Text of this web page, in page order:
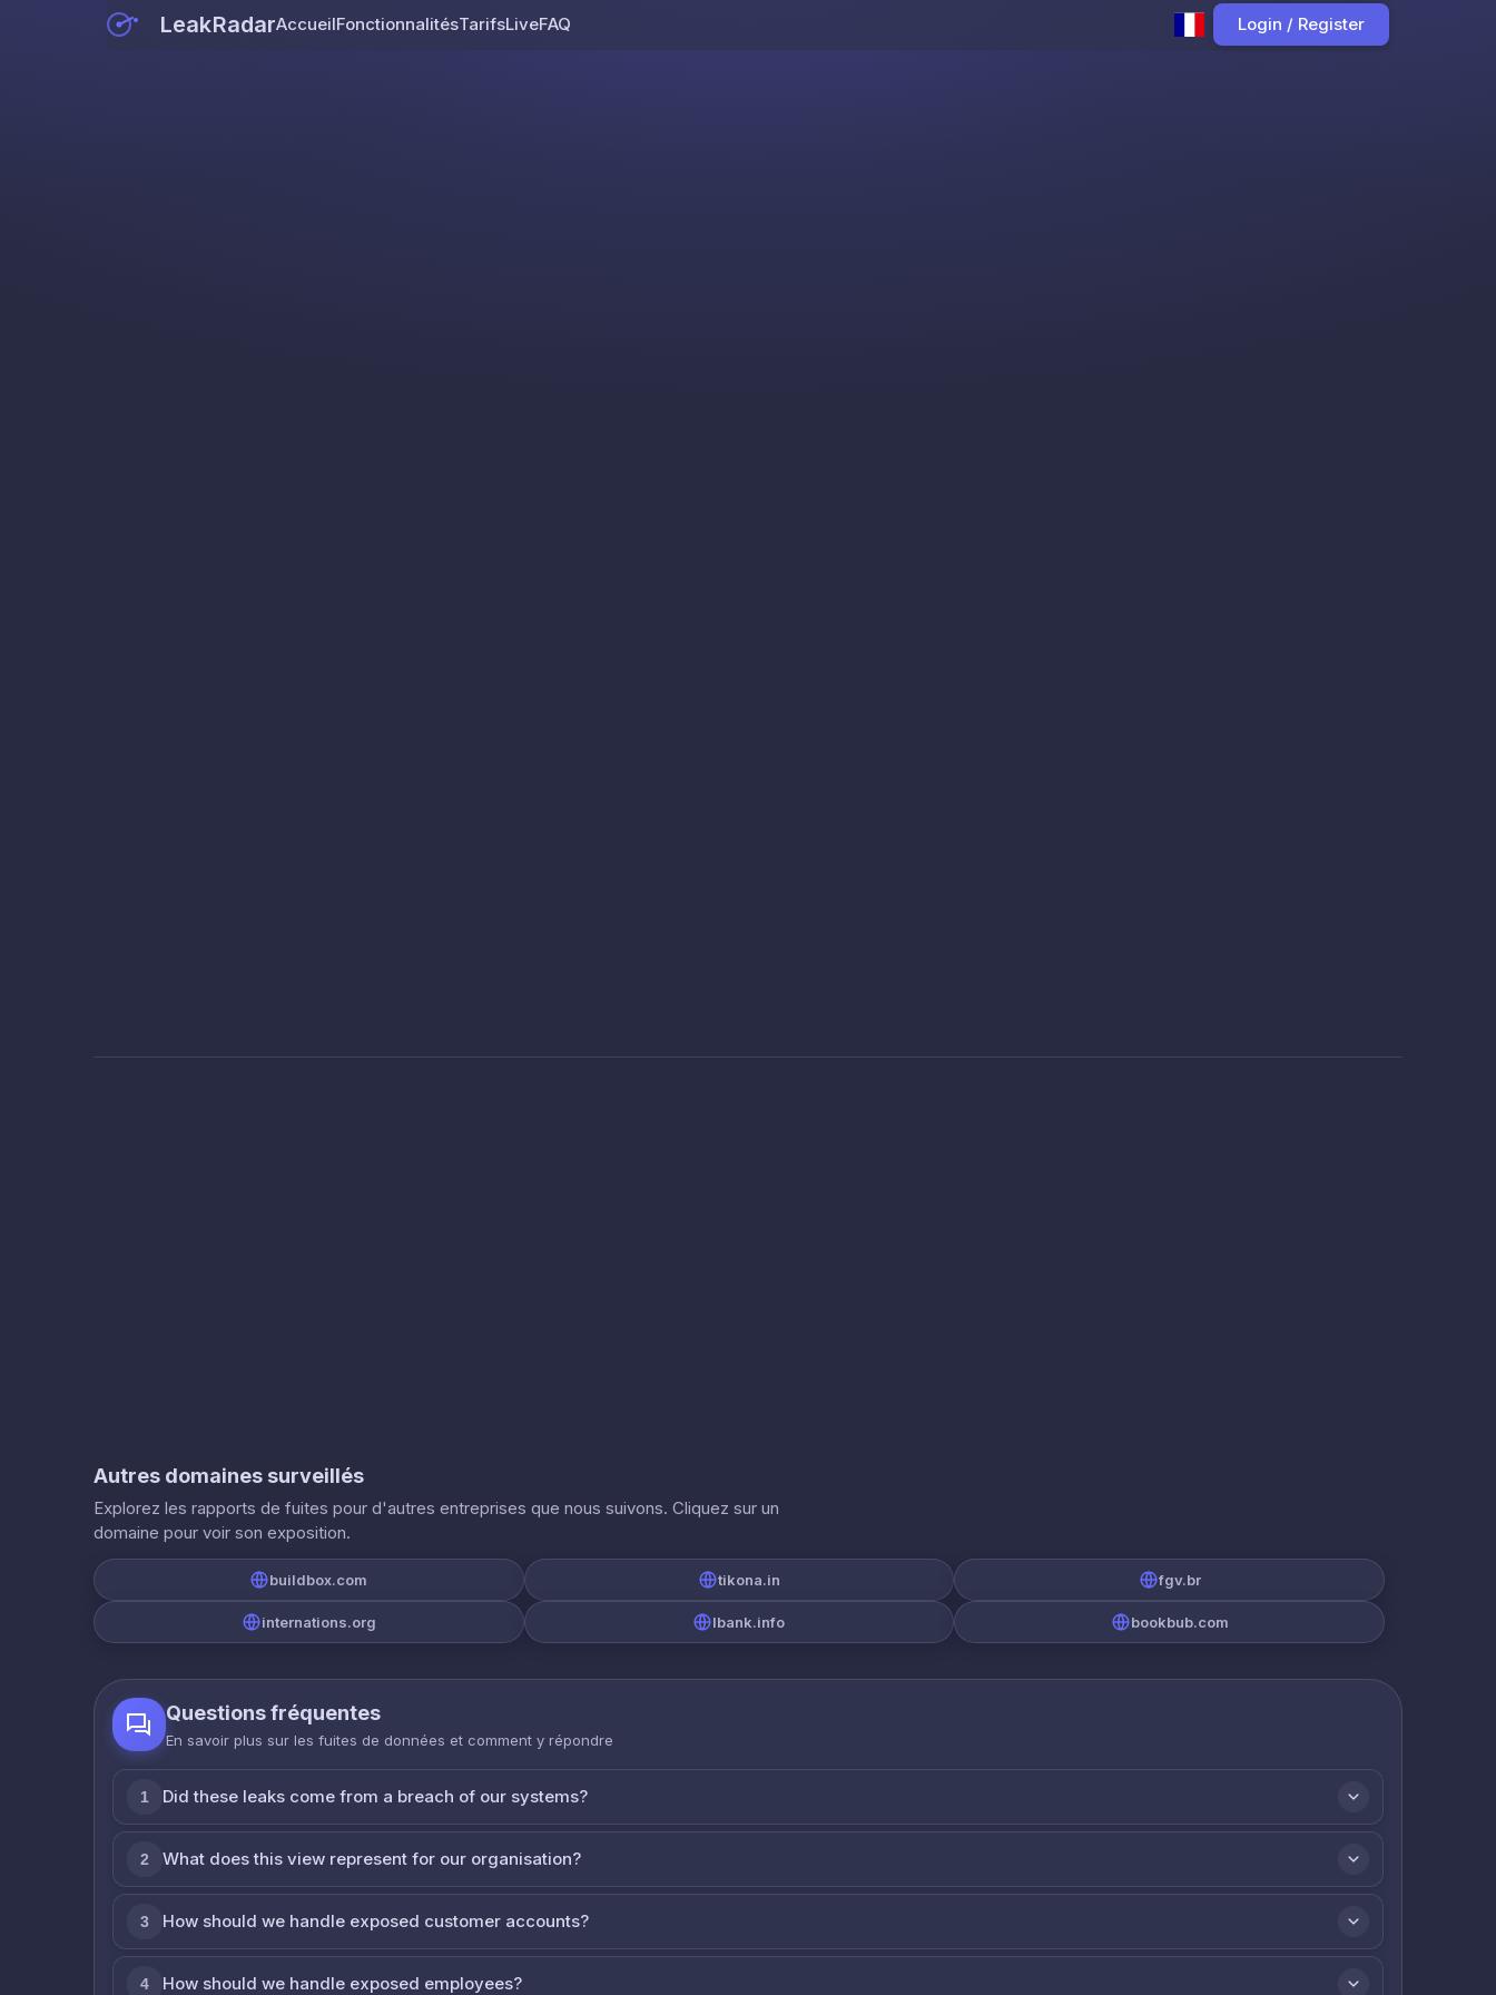
LeakRadarAccueilFonctionnalitésTarifsLiveFAQ Login / Register
Autres domaines surveillés
Explorez les rapports de fuites pour d'autres entreprises que nous suivons. Cliquez sur un
domaine pour voir son exposition.
buildbox.com tikona.in fgv.br
internations.org lbank.info bookbub.com
Questions fréquentes
En savoir plus sur les fuites de données et comment y répondre
1 Did these leaks come from a breach of our systems?
2 What does this view represent for our organisation?
3 How should we handle exposed customer accounts?
4 How should we handle exposed employees?